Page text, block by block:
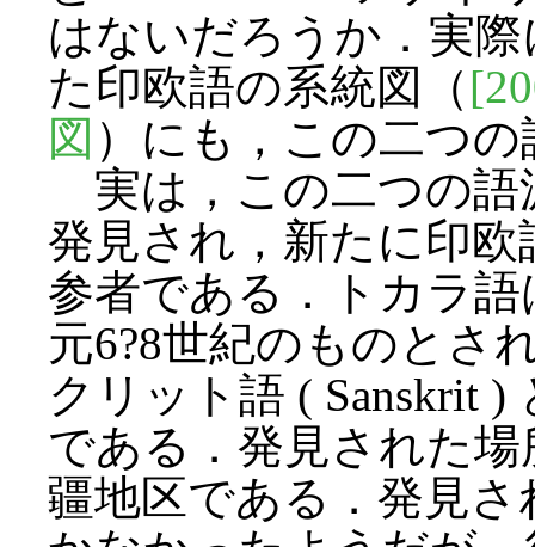
はないだろうか．実
た印欧語の系統図（
図 ）にも，この二つ
実は，この二つの語
発見され，新たに印
参者である．トカラ
元6?8世紀のものとさ
クリット語 ( Sanskrit
である．発見された
疆地区である．発見